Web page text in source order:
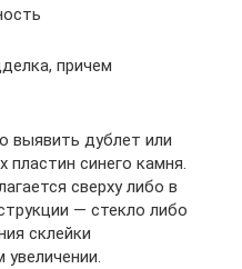
причем
дублет или
пластин синего камня.
сверху либо в
— стекло либо
склейки
увеличении.